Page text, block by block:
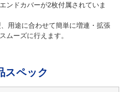
ンドカバーが2枚付属されていま
用途に合わせて簡単に増連・拡張
ムーズに行えます。
スペック